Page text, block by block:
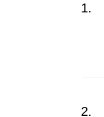
1.
2.